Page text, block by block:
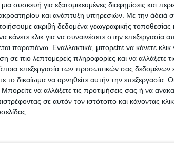
συσκευή για εξατομικευμένες διαφημίσεις και
και ανάπτυξη υπηρεσιών. Με την άδειά
ακριβή δεδομένα γεωγραφικής τοποθεσίας
κλικ για να συναινέσετε στην επεξεργασία
παραπάνω. Εναλλακτικά, μπορείτε να κάνετε κλικ
πιο λεπτομερείς πληροφορίες και να αλλάξετε
επεξεργασία των προσωπικών σας δεδομένων
το δικαίωμα να αρνηθείτε αυτήν την επεξεργασία.
να αλλάξετε τις προτιμήσεις σας ή να
σε αυτόν τον ιστότοπο και κάνοντας
25/9/
400 - Το ριζοσπαστικό
της SYM παρουσιάζεται
στην Ανάβυσσο!
στα χέρια μας όλα τα &nbsp;βασικά
χαρακτηριστικά του SYM ADXTG 400, το οποίο